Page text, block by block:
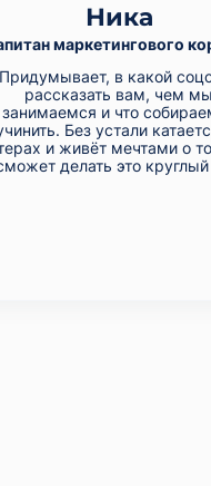
Ника
маркетингового
Придумывает, в какой
рассказать вам, чем мы
занимаемся и что
Без устали
и живёт мечтами о
делать это круглый